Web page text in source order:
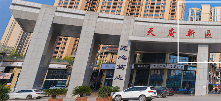
办学特色
校园风貌
管理制度
学生风采
心理健康
学生资助
下载中心
联系我们
教学通知
教学动态
实践教学
专业建设
课程建设
教学改革
学术交流